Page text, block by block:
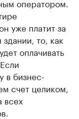
оператором.
уже платит за
то, как
оплачивать
в бизнес-
счет целиком,
всех